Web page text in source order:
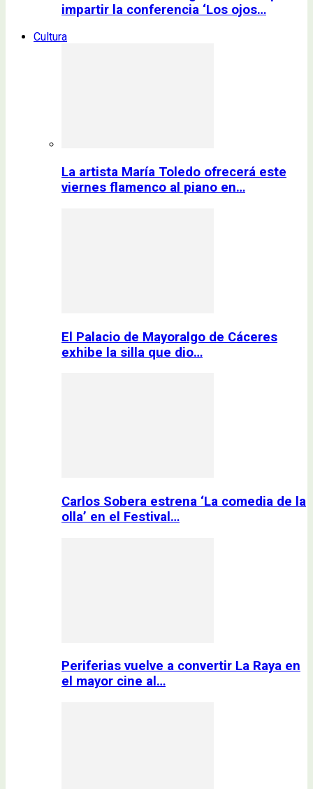
impartir la conferencia ‘Los ojos…
Cultura
La artista María Toledo ofrecerá este
viernes flamenco al piano en…
El Palacio de Mayoralgo de Cáceres
exhibe la silla que dio…
Carlos Sobera estrena ‘La comedia de la
olla’ en el Festival…
Periferias vuelve a convertir La Raya en
el mayor cine al…